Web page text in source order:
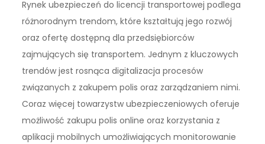
Rynek ubezpieczeń do licencji transportowej podlega
różnorodnym trendom, które kształtują jego rozwój
oraz ofertę dostępną dla przedsiębiorców
zajmujących się transportem. Jednym z kluczowych
trendów jest rosnąca digitalizacja procesów
związanych z zakupem polis oraz zarządzaniem nimi.
Coraz więcej towarzystw ubezpieczeniowych oferuje
możliwość zakupu polis online oraz korzystania z
aplikacji mobilnych umożliwiających monitorowanie